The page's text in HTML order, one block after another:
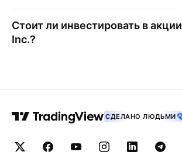
Стоит ли инвестировать в акции
Inc.?
СДЕЛАНО ЛЮДЬМИ